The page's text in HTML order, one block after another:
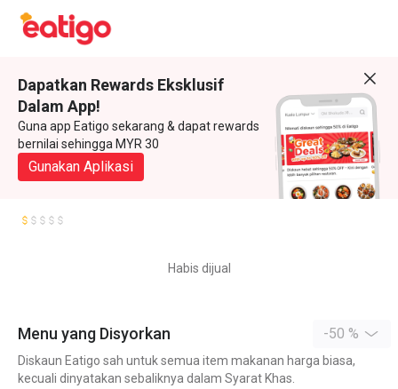
Dapatkan Rewards Eksklusif
Dalam App!
Guna app Eatigo sekarang & dapat rewards
bernilai sehingga MYR 30
Gunakan Aplikasi
Habis dijual
Menu yang Disyorkan -50 %
Diskaun Eatigo sah untuk semua item makanan harga biasa,
kecuali dinyatakan sebaliknya dalam Syarat Khas.